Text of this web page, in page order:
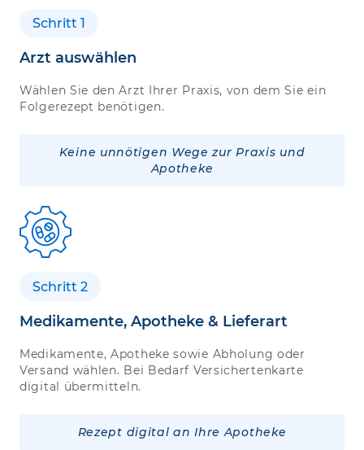
Schritt 1
Arzt auswählen
Wählen Sie den Arzt Ihrer Praxis, von dem Sie ein
Folgerezept benötigen.
Keine unnötigen Wege zur Praxis und
Apotheke
Schritt 2
Medikamente, Apotheke & Lieferart
Medikamente, Apotheke sowie Abholung oder
Versand wählen. Bei Bedarf Versichertenkarte
digital übermitteln.
Rezept digital an Ihre Apotheke